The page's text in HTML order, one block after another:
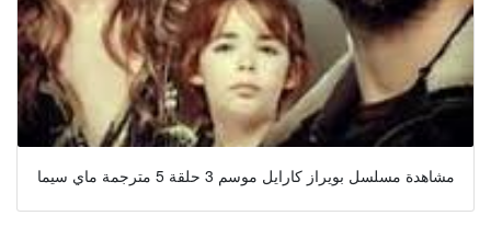
مشاهدة مسلسل بويراز كارايل موسم 3 حلقة 5 مترجمة ماي سيما